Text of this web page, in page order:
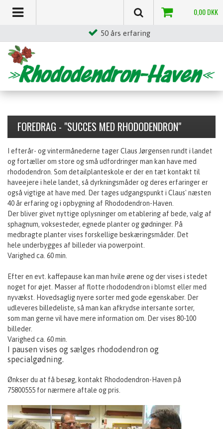
Stor egenproduktion
0,00DKK
FOREDRAG - "SUCCES MED RHODODENDRON"
I efterår- og vintermånederne tager Claus Jørgensen rundt i landet
og fortæller om store og små udfordringer man kan have med
rhododendron. Som detailplanteskole er der en tæt kontakt til
haveejere i hele landet, så dyrkningsmåder og deres erfaringer er
også vigtige at have med. Der tages udgangspunkt i Claus' næsten
40 år erfaring og i opbygning af Rhododendron-Haven.
Der bliver givet nyttige oplysninger om etablering af bede, valg af
sphagnum, voksesteder, egnede planter og gødninger. På
medbragte planter vises forskellige beskæringsmåder. Det
hele underbygges af billeder via powerpoint.
Varighed ca. 60 min.
Efter en evt. kaffepause kan man hvile ørene og der vises i stedet
noget for øjet. Masser af flotte rhododendron i blomst eller med
nyvækst. Hovedsaglig nyere sorter med gode egenskaber. Der
udleveres billedeliste, så man kan afkrydse intersante sorter,
som man gerne vil have mere information om. Der vises 80-100
billeder.
Varighed ca. 60 min.
I pausen vises og sælges rhododendron og
specialgødning.
Ønkser du at få besøg, kontakt Rhododendron-Haven på
75800555 for nærmere aftale og pris.